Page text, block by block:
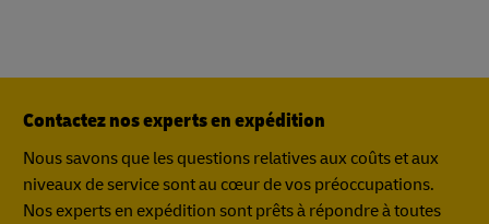
Contactez nos experts en expédition
Nous savons que les questions relatives aux coûts et aux
niveaux de service sont au cœur de vos préoccupations.
Nos experts en expédition sont prêts à répondre à toutes